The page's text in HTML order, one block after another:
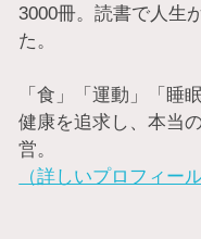
3000冊。読書で人生
た。
「食」「運動」「睡
健康を追求し、本当
営。
（詳しいプロフィー